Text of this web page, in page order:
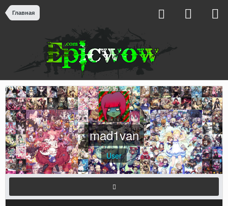
Главная
mad1van
User